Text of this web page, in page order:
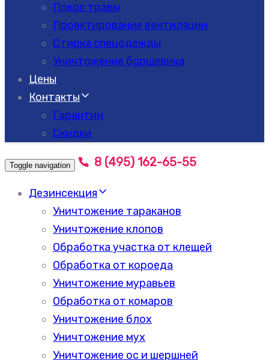
Покос травы
Проектирование вентиляции
Стирка спецодежды
Уничтожение борщевика
Цены
Контакты
Гарантии
Скидки
Toggle navigation 8 (495) 162-65-55
Дезинсекция
Уничтожение тараканов
Уничтожение клопов
Обработка участка от клещей
Обработка от короеда
Уничтожение муравьев
Обработка от комаров
Уничтожение блох
Уничтожение мух
Уничтожение ос и шершней